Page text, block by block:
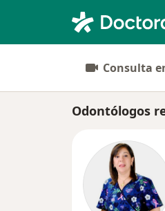
Consulta
Odontólogos